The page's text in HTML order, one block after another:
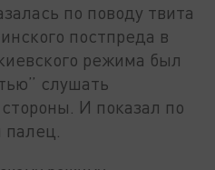
по поводу твита
постпреда в
режима был
слушать
И показал по